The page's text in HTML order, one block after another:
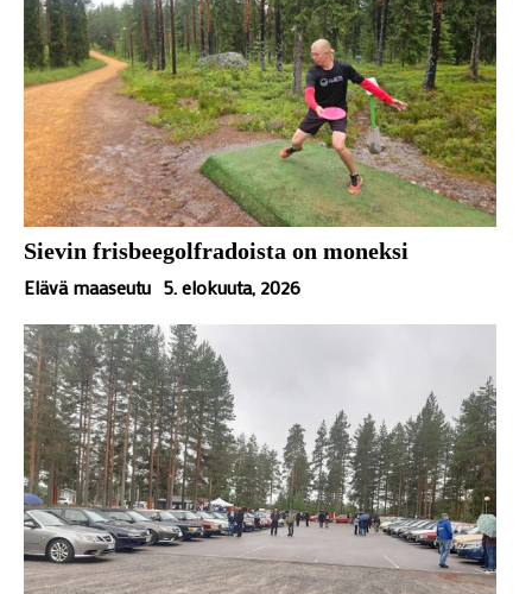
Sievin frisbeegolfradoista on moneksi
Elävä maaseutu 5. elokuuta, 2026